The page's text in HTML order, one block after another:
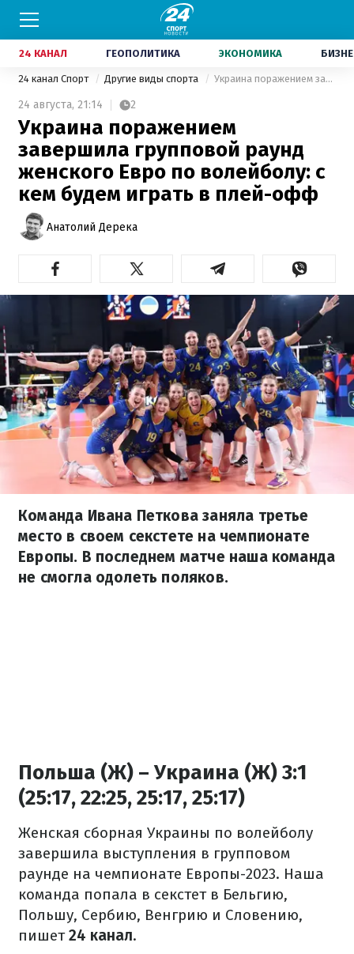
24 КАНАЛ ГЕОПОЛИТИКА ЭКОНОМИКА
24 канал Спорт Другие виды спорта Украина поражением завершила групповой раунд женского Евро по волейболу: с кем будем играть в плей-офф
24 августа, 21:14 2
Украина поражением
завершила групповой раунд
женского Евро по волейболу: с
кем будем играть в плей-офф
Анатолий Дерека
Команда Ивана Петкова заняла третье
место в своем секстете на чемпионате
Европы. В последнем матче наша команда
не смогла одолеть поляков.
Польша (Ж) – Украина (Ж) 3:1
(25:17, 22:25, 25:17, 25:17)
Женская сборная Украины по волейболу
завершила выступления в групповом
раунде на чемпионате Европы-2023. Наша
команда попала в секстет в Бельгию,
Польшу, Сербию, Венгрию и Словению,
пишет24 канал.